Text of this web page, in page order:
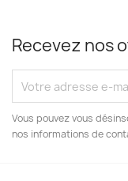
Recevez nos
Vous pouvez vous
nos informations de